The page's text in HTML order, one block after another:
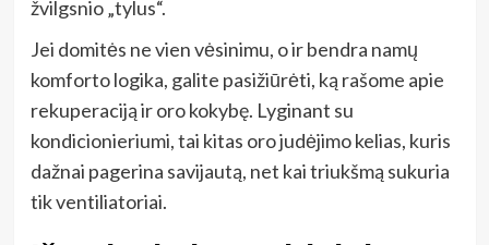
žvilgsnio „tylus“.
Jei domitės ne vien vėsinimu, o ir bendra namų
komforto logika, galite pasižiūrėti, ką rašome apie
rekuperaciją ir oro kokybę. Lyginant su
kondicionieriumi, tai kitas oro judėjimo kelias, kuris
dažnai pagerina savijautą, net kai triukšmą sukuria
tik ventiliatoriai.